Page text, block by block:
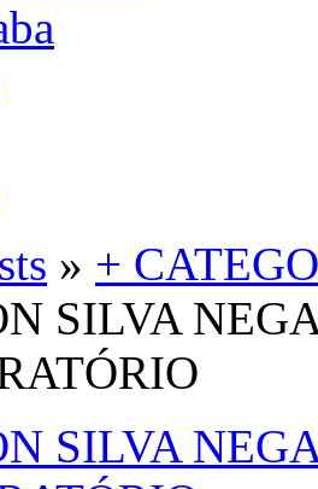
» +
SILVA
SILVA